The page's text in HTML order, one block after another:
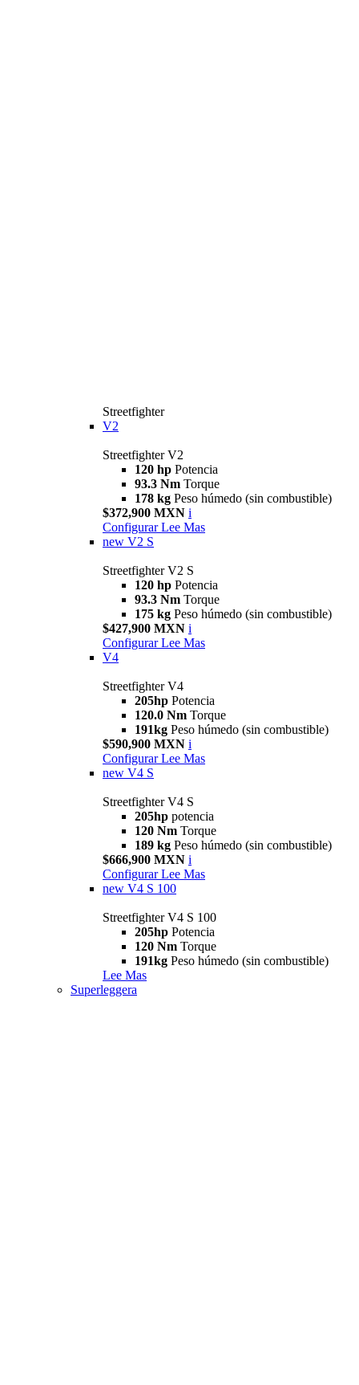
Streetfighter
V2
Streetfighter V2
120 hp Potencia
93.3 Nm Torque
178 kg Peso húmedo (sin combustible)
$372,900 MXN i
Configurar Lee Mas
new V2 S
Streetfighter V2 S
120 hp Potencia
93.3 Nm Torque
175 kg Peso húmedo (sin combustible)
$427,900 MXN i
Configurar Lee Mas
V4
Streetfighter V4
205hp Potencia
120.0 Nm Torque
191kg Peso húmedo (sin combustible)
$590,900 MXN i
Configurar Lee Mas
new V4 S
Streetfighter V4 S
205hp potencia
120 Nm Torque
189 kg Peso húmedo (sin combustible)
$666,900 MXN i
Configurar Lee Mas
new V4 S 100
Streetfighter V4 S 100
205hp Potencia
120 Nm Torque
191kg Peso húmedo (sin combustible)
Lee Mas
Superleggera